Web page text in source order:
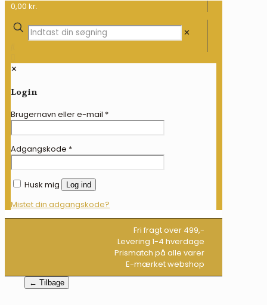
0,00 kr.
✕
✕
Login
Brugernavn eller e-mail *
Adgangskode *
Husk mig Log ind
Mistet din adgangskode?
Fri fragt over 499,-
Levering 1-4 hverdage
Prismatch på alle varer
E-mærket webshop
← Tilbage